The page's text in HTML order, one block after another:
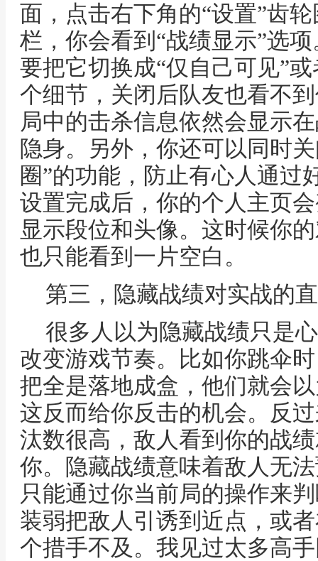
面，点击右下角的“设置”齿
栏，你会看到“战绩显示”选
要把它切换成“仅自己可见”
个细节，关闭后队友也看不
局中的击杀信息依然会显示
隐身。另外，你还可以同时
圈”的功能，防止有心人通过
设置完成后，你的个人主页
显示段位和头像。这时候你
也只能看到一片空白。
第三，隐藏战绩对实战的
很多人以为隐藏战绩只是
改变游戏节奏。比如你跳伞
把全是落地成盒，他们就会
这反而给你反击的机会。反
汰数很高，敌人看到你的战
你。隐藏战绩意味着敌人无
只能通过你当前局的操作来
装弱把敌人引诱到近点，或
个措手不及。我见过太多高